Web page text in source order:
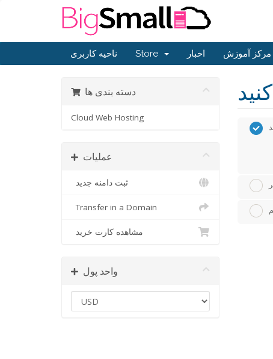
ناحیه کاربری Store اخبار مرکز آموزش
دسته بندی ها
Cloud Web Hosting
عملیات
ثبت دامنه جدید
Transfer in a Domain
مشاهده کارت خرید
واحد پول